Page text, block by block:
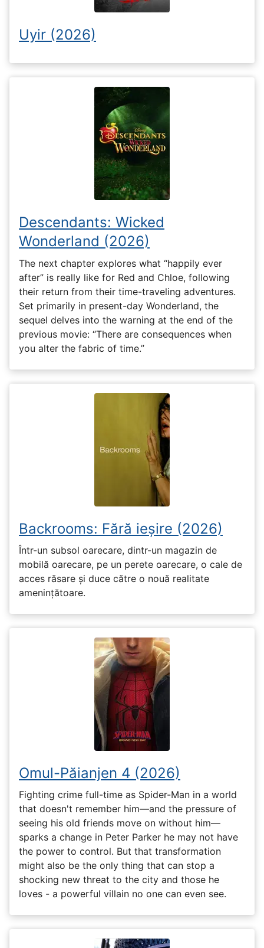
Uyir (2026)
Descendants: Wicked
Wonderland (2026)
The next chapter explores what “happily ever
after” is really like for Red and Chloe, following
their return from their time-traveling adventures.
Set primarily in present-day Wonderland, the
sequel delves into the warning at the end of the
previous movie: “There are consequences when
you alter the fabric of time.”
Backrooms: Fără ieșire (2026)
Într-un subsol oarecare, dintr-un magazin de
mobilă oarecare, pe un perete oarecare, o cale de
acces răsare și duce către o nouă realitate
amenințătoare.
Omul-Păianjen 4 (2026)
Fighting crime full-time as Spider-Man in a world
that doesn't remember him—and the pressure of
seeing his old friends move on without him—
sparks a change in Peter Parker he may not have
the power to control. But that transformation
might also be the only thing that can stop a
shocking new threat to the city and those he
loves - a powerful villain no one can even see.